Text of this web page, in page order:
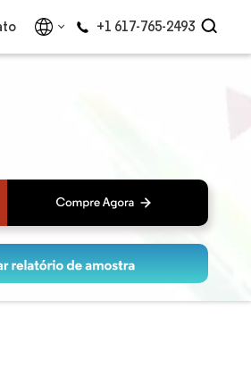
+1 617-765-2493